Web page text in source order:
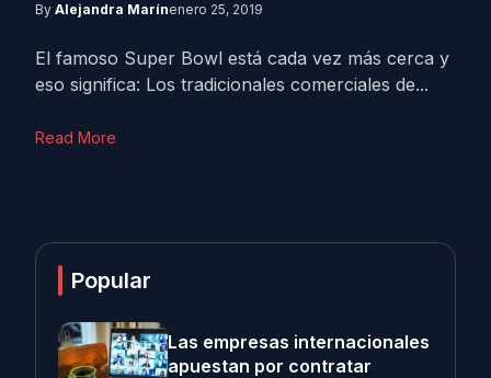
By Alejandra Marínenero 25, 2019
El famoso Super Bowl está cada vez más cerca y
eso significa: Los tradicionales comerciales de...
Read More
Popular
Las empresas internacionales
apuestan por contratar